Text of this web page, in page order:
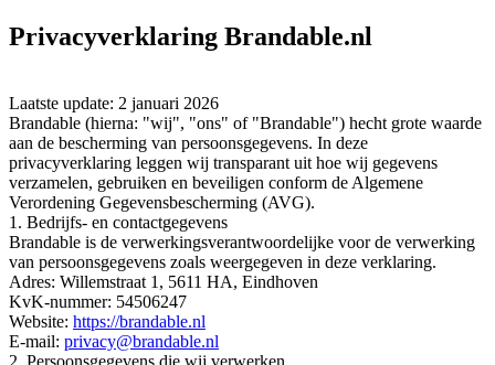
Privacyverklaring Brandable.nl
Laatste update: 2 januari 2026
Brandable (hierna: "wij", "ons" of "Brandable") hecht grote waarde
aan de bescherming van persoonsgegevens. In deze
privacyverklaring leggen wij transparant uit hoe wij gegevens
verzamelen, gebruiken en beveiligen conform de Algemene
Verordening Gegevensbescherming (AVG).
1. Bedrijfs- en contactgegevens
Brandable is de verwerkingsverantwoordelijke voor de verwerking
van persoonsgegevens zoals weergegeven in deze verklaring.
Adres: Willemstraat 1, 5611 HA, Eindhoven
KvK-nummer: 54506247
Website: https://brandable.nl
E-mail: privacy@brandable.nl
2. Persoonsgegevens die wij verwerken